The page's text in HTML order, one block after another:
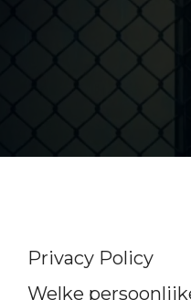
Privacy Policy
Welke